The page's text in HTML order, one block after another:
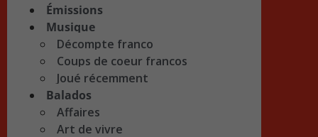
Émissions
Musique
Décompte franco
Coups de coeur francos
Joué récemment
Balados
Affaires
Art de vivre